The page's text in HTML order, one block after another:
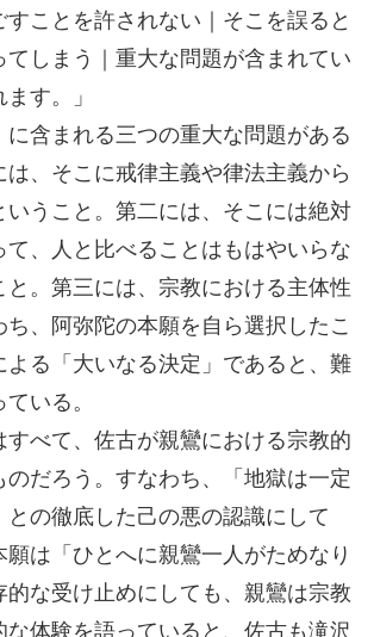
ことを許されない｜そこを誤ると
しまう｜重大な問題が含まれてい
す。」
に含まれる三つの重大な問題がある
は、そこに戒律主義や律法主義から
うこと。第二には、そこには絶対
て、人と比べることはもはやいらな
と。第三には、宗教における主体性
、阿弥陀の本願を自ら選択したこ
よる「大いなる決定」であると、難
いる。
すべて、佐古が親鸞における宗教的
だろう。すなわち、「地獄は一定
の徹底した己の悪の認識にして
願は「ひとへに親鸞一人がためなり
的な受け止めにしても、親鸞は宗教
体験を語っていると、佐古も滝沢